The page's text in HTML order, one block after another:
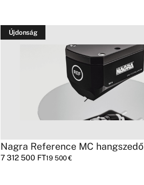
Újdonság
Nagra Reference MC hangszedő
7 312 500 FT19 500€